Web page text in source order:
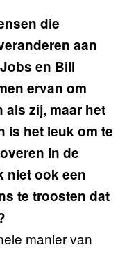
die
aan
en Bill
ervan om
als zij, maar het
is het leuk om te
in de
niet ook een
te troosten dat
manier van